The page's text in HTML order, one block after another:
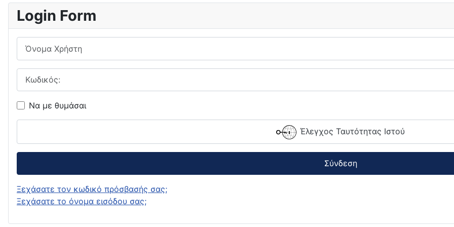
Login Form
Όνομα Χρήστη
Να με θυμάσαι
Έλεγχος Ταυτότητας Ιστού
Σύνδεση
Ξεχάσατε τον κωδικό πρόσβασής σας;
Ξεχάσατε το όνομα εισόδου σας;